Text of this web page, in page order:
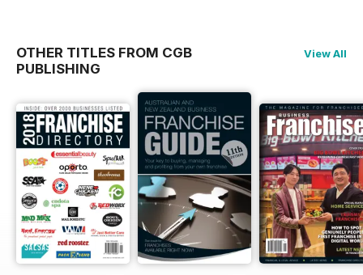
OTHER TITLES FROM CGB
PUBLISHING
View All